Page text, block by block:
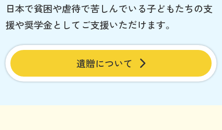
日本で貧困や虐待で苦しんでいる子どもたちの支
援や奨学金としてご支援いただけます。
遺贈について